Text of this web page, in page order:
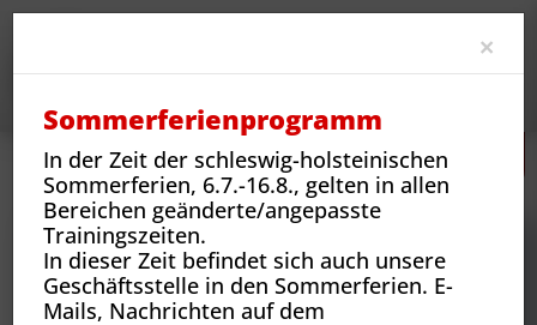
Neues Vereins-News
×
Sommerferienprogramm
In der Zeit der schleswig-holsteinischen
Sommerferien, 6.7.-16.8., gelten in allen
Bereichen geänderte/angepasste
Trainingszeiten.
In dieser Zeit befindet sich auch unsere
Geschäftsstelle in den Sommerferien. E-
Mails, Nachrichten auf dem